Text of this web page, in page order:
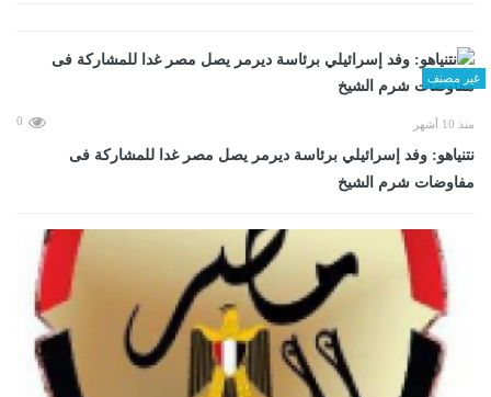
غير مصنف
منذ 10 أشهر 0
نتنياهو: وفد إسرائيلي برئاسة ديرمر يصل مصر غدا للمشاركة فى
مفاوضات شرم الشيخ